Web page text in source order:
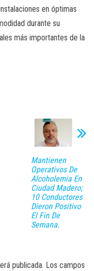
en óptimas
durante su
más importantes de la
Mantienen
Operativos De
Alcoholemia En
Ciudad Madero;
10 Conductores
Dieron Positivo
El Fin De
Semana.
publicada. Los campos